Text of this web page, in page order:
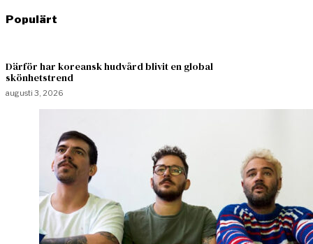
Populärt
Därför har koreansk hudvård blivit en global
skönhetstrend
augusti 3, 2026